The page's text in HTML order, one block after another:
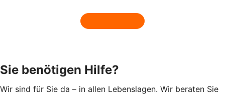
Sie benötigen Hilfe?
Wir sind für Sie da – in allen Lebenslagen. Wir beraten Sie